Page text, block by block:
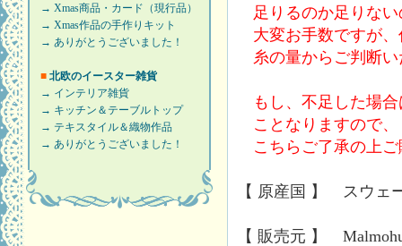
→ Xmas商品・カード（現行品）
→ Xmas作品の手作りキット
→ ありがとうございました！
■ 北欧のイースター雑貨
→ インテリア雑貨
→ キッチン＆テーブルトップ
→ テキスタイル＆織物作品
→ ありがとうございました！
足りるのか足りない
大変お手数ですが、
糸の量からご判断い
もし、不足した場合
ことなりますので、
こちらご了承の上ご
【 原産国 】 スウェ
【 販売元 】